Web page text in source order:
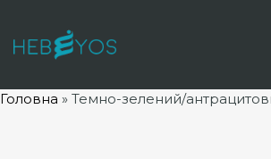
Головна » Темно-зелений/